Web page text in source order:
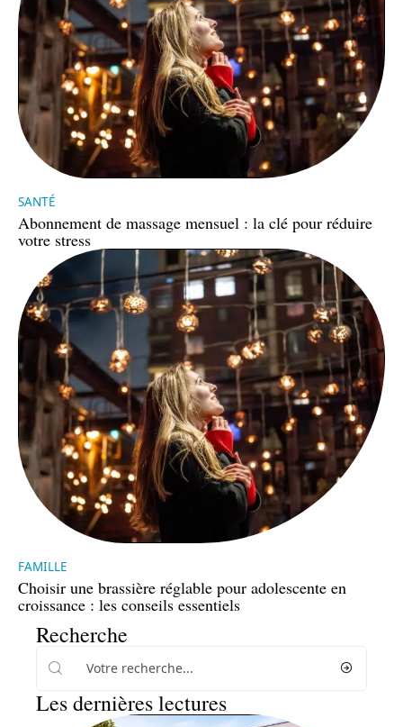
SANTÉ
Abonnement de massage mensuel : la clé pour réduire
votre stress
FAMILLE
Choisir une brassière réglable pour adolescente en
croissance : les conseils essentiels
Recherche
Les dernières lectures